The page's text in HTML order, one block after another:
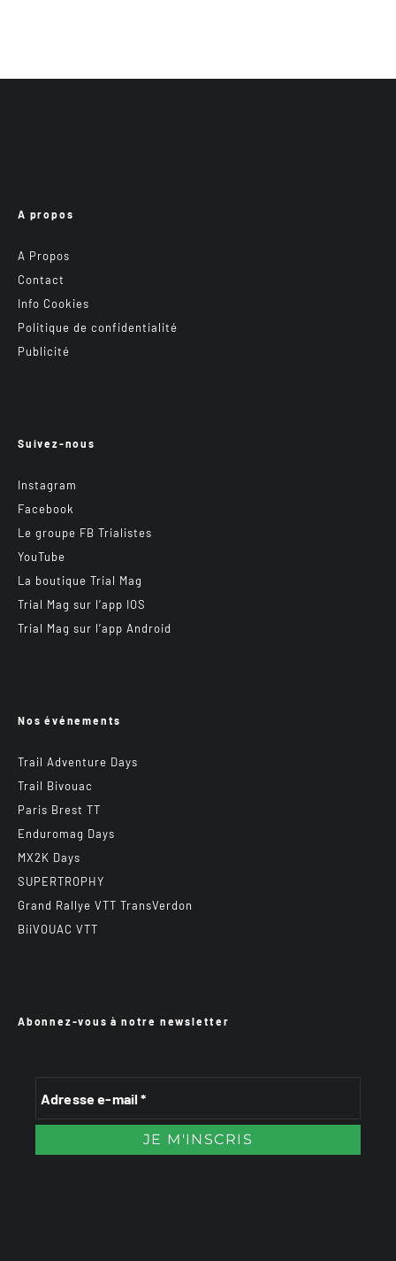
A propos
A Propos
Contact
Info Cookies
Politique de confidentialité
Publicité
Suivez-nous
Instagram
Facebook
Le groupe FB Trialistes
YouTube
La boutique Trial Mag
Trial Mag sur l’app IOS
Trial Mag sur l’app Android
Nos événements
Trail Adventure Days
Trail Bivouac
Paris Brest TT
Enduromag Days
MX2K Days
SUPERTROPHY
Grand Rallye VTT TransVerdon
BiiVOUAC VTT
Abonnez-vous à notre newsletter